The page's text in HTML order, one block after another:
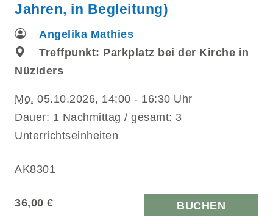
Jahren, in Begleitung)
Angelika Mathies
Treffpunkt: Parkplatz bei der Kirche in
Nüziders
Mo. 05.10.2026, 14:00 - 16:30 Uhr
Dauer: 1 Nachmittag / gesamt: 3
Unterrichtseinheiten
AK8301
36,00 € BUCHEN